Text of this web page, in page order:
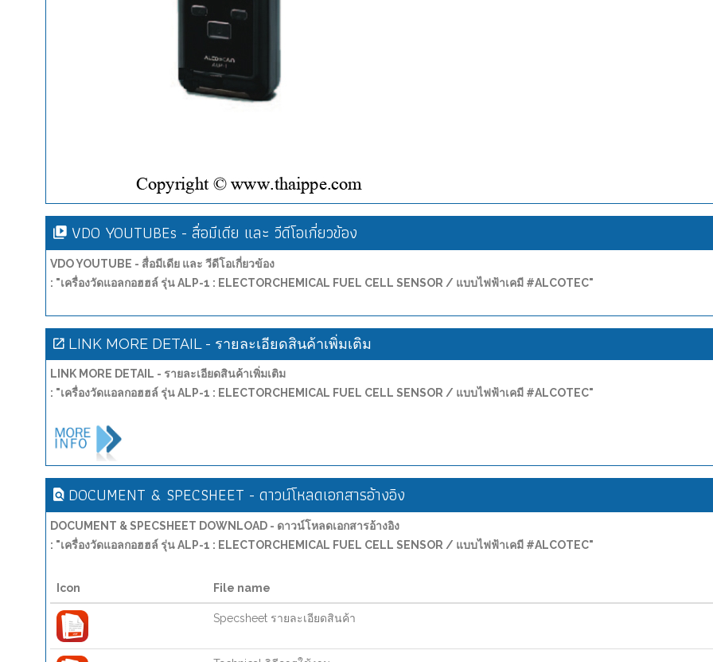
VDO YOUTUBEs - สื่อมีเดีย และ วีดีโอเกี่ยวข้อง
VDO YOUTUBE - สื่อมีเดีย และ วีดีโอเกี่ยวข้อง
: "เครื่องวัดแอลกอฮฮล์ รุ่น ALP-1 : ELECTORCHEMICAL FUEL CELL SENSOR / แบบไฟฟ้าเคมี #ALCOTEC"
LINK MORE DETAIL - รายละเอียดสินค้าเพิ่มเติม
LINK MORE DETAIL - รายละเอียดสินค้าเพิ่มเติม
: "เครื่องวัดแอลกอฮฮล์ รุ่น ALP-1 : ELECTORCHEMICAL FUEL CELL SENSOR / แบบไฟฟ้าเคมี #ALCOTEC"
DOCUMENT & SPECSHEET - ดาวน์โหลดเอกสารอ้างอิง
DOCUMENT & SPECSHEET DOWNLOAD - ดาวน์โหลดเอกสารอ้างอิง
: "เครื่องวัดแอลกอฮฮล์ รุ่น ALP-1 : ELECTORCHEMICAL FUEL CELL SENSOR / แบบไฟฟ้าเคมี #ALCOTEC"
Icon File name
Specsheet รายละเอียดสินค้า